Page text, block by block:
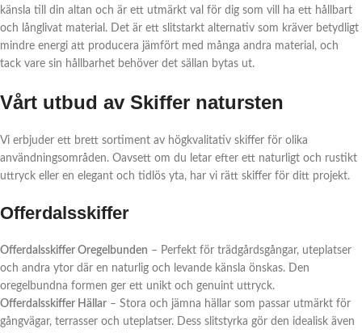
känsla till din altan och är ett utmärkt val för dig som vill ha ett hållbart
och långlivat material. Det är ett slitstarkt alternativ som kräver betydligt
mindre energi att producera jämfört med många andra material, och
tack vare sin hållbarhet behöver det sällan bytas ut.
Vårt utbud av Skiffer natursten
Vi erbjuder ett brett sortiment av högkvalitativ skiffer för olika
användningsområden. Oavsett om du letar efter ett naturligt och rustikt
uttryck eller en elegant och tidlös yta, har vi rätt skiffer för ditt projekt.
Offerdalsskiffer
Offerdalsskiffer Oregelbunden – Perfekt för trädgårdsgångar, uteplatser
och andra ytor där en naturlig och levande känsla önskas. Den
oregelbundna formen ger ett unikt och genuint uttryck.
Offerdalsskiffer Hällar – Stora och jämna hällar som passar utmärkt för
gångvägar, terrasser och uteplatser. Dess slitstyrka gör den idealisk även